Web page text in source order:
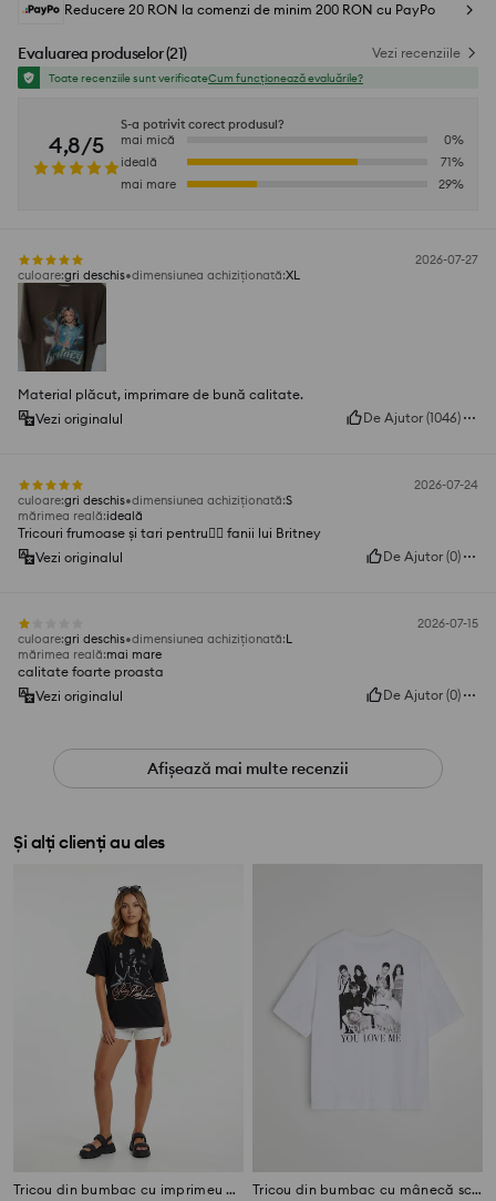
Reducere 20 RON la comenzi de minim 200 RON cu PayPo
Evaluarea produselor(21) Vezi recenziile
Toate recenziile sunt verificateCum funcționează evaluările?
4,8/5
S-a potrivit corect produsul?
mai mică
0%
ideală
71%
mai mare
29%
2026-07-27
culoare:gri deschis dimensiunea achiziționată:XL
Material plăcut, imprimare de bună calitate.
Vezi originalul
De Ajutor (1046)
2026-07-24
culoare:gri deschis dimensiunea achiziționată:S
mărimea reală:ideală
Tricouri frumoase și tari pentru👌🏻 fanii lui Britney
Vezi originalul
De Ajutor (0)
2026-07-15
culoare:gri deschis dimensiunea achiziționată:L
mărimea reală:mai mare
calitate foarte proasta
Vezi originalul
De Ajutor (0)
Afișează mai multe recenzii
Și alți clienți au ales
Tricou din bumbac cu imprimeu Pretty Little Liars Tricou din bumbac cu mânecă scurtă Gossip Girl